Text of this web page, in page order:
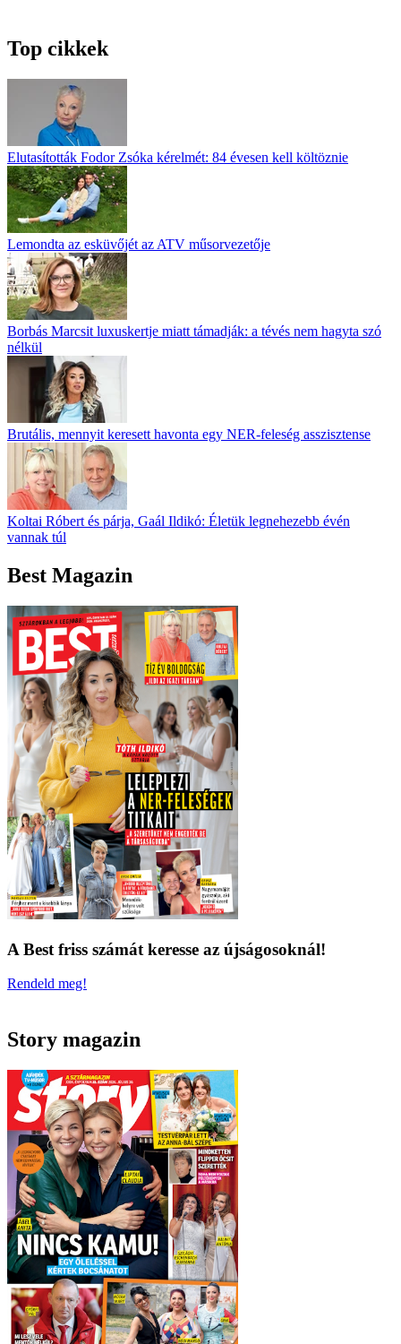
Top cikkek
Elutasították Fodor Zsóka kérelmét: 84 évesen kell költöznie
Lemondta az esküvőjét az ATV műsorvezetője
Borbás Marcsit luxuskertje miatt támadják: a tévés nem hagyta szó
nélkül
Brutális, mennyit keresett havonta egy NER-feleség asszisztense
Koltai Róbert és párja, Gaál Ildikó: Életük legnehezebb évén
vannak túl
Best Magazin
A Best friss számát keresse az újságosoknál!
Rendeld meg!
Story magazin